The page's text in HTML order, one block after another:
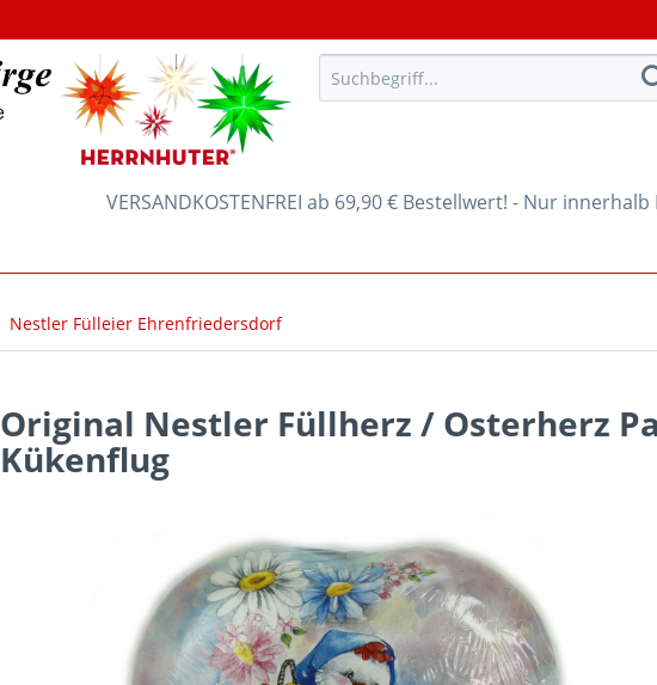
VERSANDKOSTENFREI ab 69,90 € Bestellwert! - Nur
Nestler Fülleier Ehrenfriedersdorf
Original Nestler Füllherz / Osterherz
Kükenflug